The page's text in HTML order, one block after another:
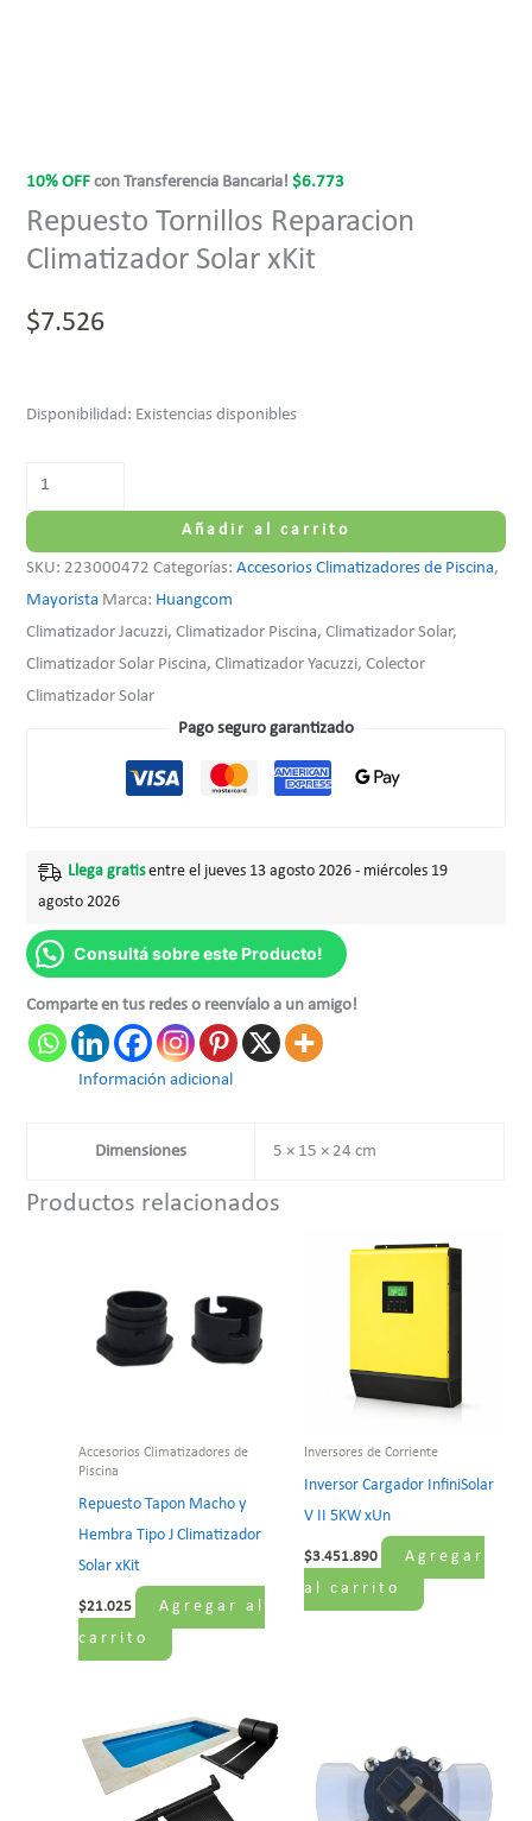
10% OFF con Transferencia Bancaria!$6.773
Repuesto Tornillos Reparacion
Climatizador Solar xKit
$7.526
Disponibilidad: Existencias disponibles
Añadir al carrito
SKU: 223000472 Categorías:Accesorios Climatizadores de Piscina,
Mayorista Marca: Huangcom
Climatizador Jacuzzi, Climatizador Piscina, Climatizador Solar,
Climatizador Solar Piscina, Climatizador Yacuzzi, Colector
Climatizador Solar
Pago seguro garantizado
Llega gratisentre el jueves 13 agosto 2026 - miércoles 19
agosto 2026
Consultá sobre este Producto!
Comparte en tus redes o reenvíalo a un amigo!
Información adicional
Dimensiones 5 × 15 × 24 cm
Productos relacionados
Accesorios Climatizadores de
Piscina
Repuesto Tapon Macho y
Hembra Tipo J Climatizador
Solar xKit
$21.025
Agregar al
carrito
Inversores de Corriente
Inversor Cargador InfiniSolar
V II 5KW xUn
$3.451.890
Agregar
al carrito